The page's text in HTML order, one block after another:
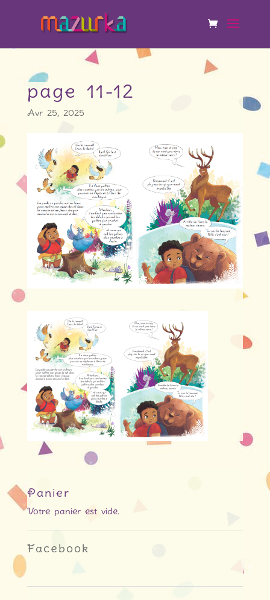
page 11-12
Avr 25, 2025
Panier
Votre panier est vide.
Facebook